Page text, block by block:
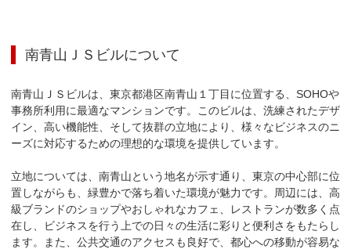
南青山ＪＳビルについて
南青山ＪＳビルは、東京都港区南青山１丁目に位置する、SOHOや
事務所利用に最適なマンションです。このビルは、洗練されたデザ
イン、高い機能性、そして抜群の立地により、様々なビジネスのニ
ーズに対応するための理想的な環境を提供しています。
立地については、南青山という地名が示す通り、東京の中心部に位
置しながらも、緑豊かで落ち着いた環境が魅力です。周辺には、高
級ブランドのショップやおしゃれなカフェ、レストランが数多く点
在し、ビジネスを行う上での日々の生活に彩りと便利さをもたらし
ます。また、公共交通のアクセスも良好で、都心への移動が容易な